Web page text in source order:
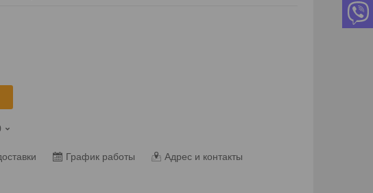
График работы Адрес и контакты